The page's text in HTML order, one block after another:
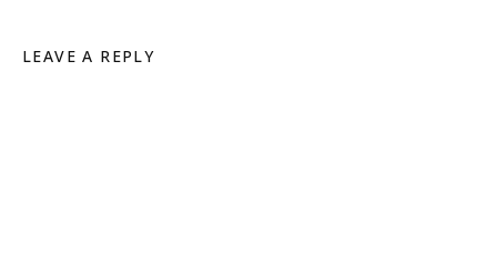
LEAVE A REPLY